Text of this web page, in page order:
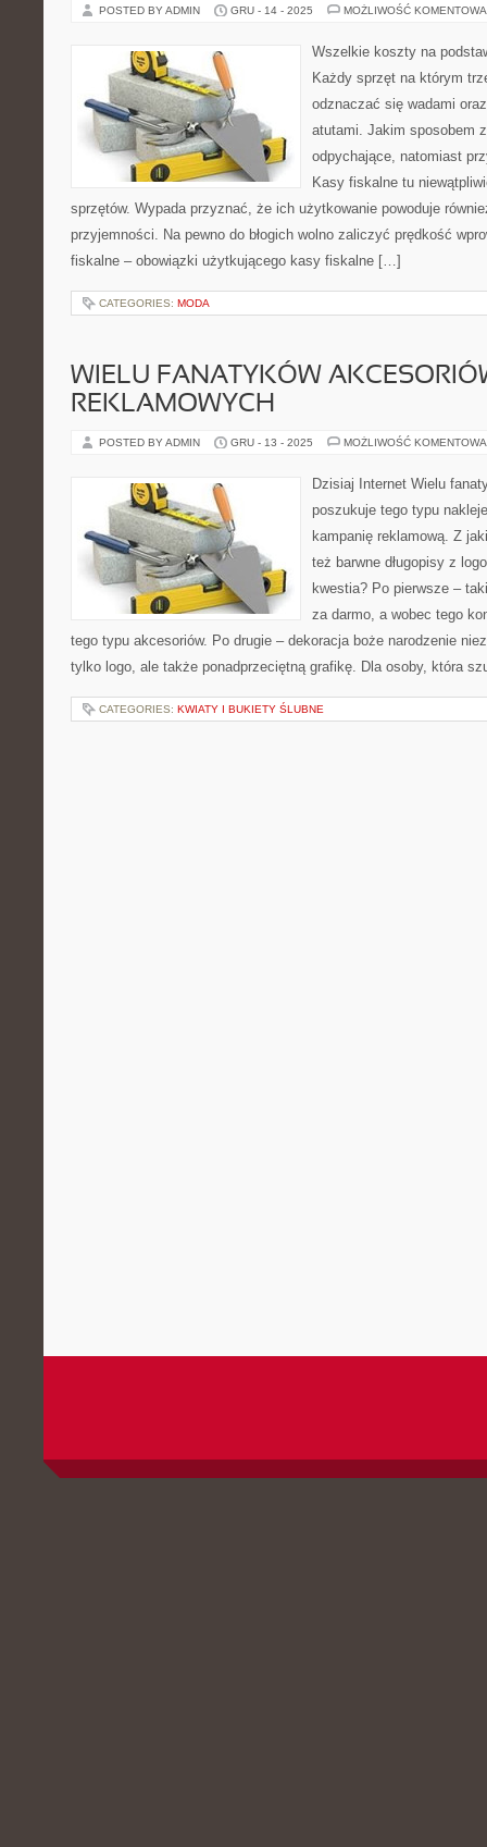
POSTED BY ADMIN GRU - 14 - 2025 MOŻLIWOŚĆ
Wszelkie koszty na
Każdy sprzęt na którym
odznaczać się wadami
atutami. Jakim sposobem
odpychające, natomiast
Kasy fiskalne tu
sprzętów. Wypada przyznać, że ich użytkowanie powoduje
przyjemności. Na pewno do błogich wolno zaliczyć prędkość
fiskalne – obowiązki użytkującego kasy fiskalne […]
CATEGORIES: MODA
WIELU FANATYKÓW
REKLAMOWYCH
POSTED BY ADMIN GRU - 13 - 2025 MOŻLIWOŚĆ
Dzisiaj Internet Wielu
poszukuje tego typu
kampanię reklamową. Z
też barwne długopisy z
kwestia? Po pierwsze –
za darmo, a wobec tego
tego typu akcesoriów. Po drugie – dekoracja boże narodzenie
tylko logo, ale także ponadprzeciętną grafikę. Dla osoby, która
CATEGORIES: KWIATY I BUKIETY ŚLUBNE